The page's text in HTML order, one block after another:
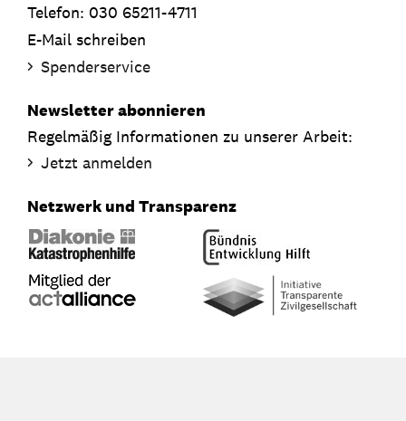
Telefon: 030 65211-4711
E-Mail schreiben
Spenderservice
Newsletter abonnieren
Regelmäßig Informationen zu unserer Arbeit:
Jetzt anmelden
Netzwerk und Transparenz